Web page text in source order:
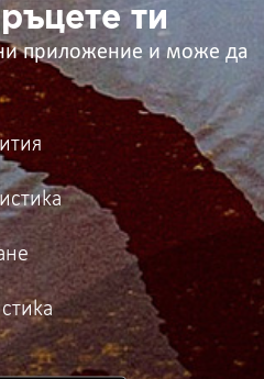
ти
приложение и може да